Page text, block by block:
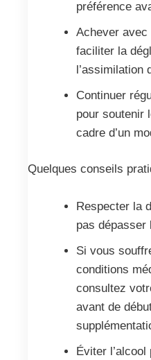
préférence
Achever avec
faciliter la
l’assimilation
Continuer
pour soutenir
cadre d’un
Quelques conseils
Respecter la
pas dépasser
Si vous
conditions
consultez
avant de
Éviter